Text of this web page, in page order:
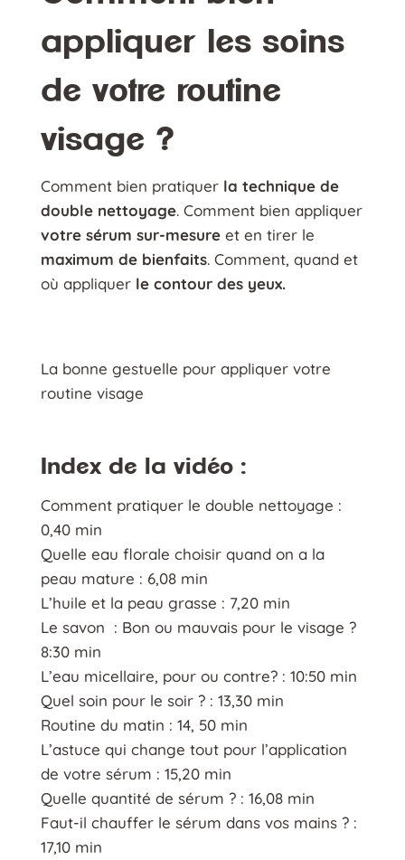
appliquer les soins
de votre routine
visage ?
Comment bien pratiquer la technique de
double nettoyage. Comment bien appliquer
votre sérum sur-mesureet en tirer le
maximum de bienfaits. Comment, quand et
où appliquer le contour des yeux.
La bonne gestuelle pour appliquer votre
routine visage
Index de la vidéo :
Comment pratiquer le double nettoyage :
0,40 min
Quelle eau florale choisir quand on a la
peau mature : 6,08 min
L’huile et la peau grasse : 7,20 min
Le savon : Bon ou mauvais pour le visage ?
8:30 min
L’eau micellaire, pour ou contre? : 10:50 min
Quel soin pour le soir ? : 13,30 min
Routine du matin : 14, 50 min
L’astuce qui change tout pour l’application
de votre sérum : 15,20 min
Quelle quantité de sérum ? : 16,08 min
Faut-il chauffer le sérum dans vos mains ? :
17,10 min